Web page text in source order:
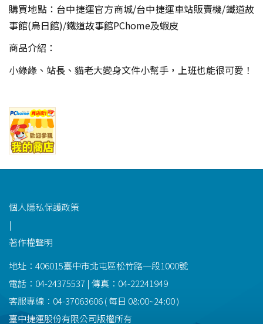
購買地點：台中捷運官方商城/台中捷運車站販賣機/鐵道故
事館(烏日館)/鐵道故事館PChome及蝦皮
商品介紹：
小綠綠、站長、貓老大變身文件小幫手，上班也能很可愛！
功能選單連結
個人隱私保護政策
|
著作權聲明
地址：406015臺中市北屯區松竹路一段1000號
電話：04-24375537 | 傳真：04-22241949
客服專線： 04-37063606(每日 08:00~24:00)
臺中捷運股份有限公司版權所有